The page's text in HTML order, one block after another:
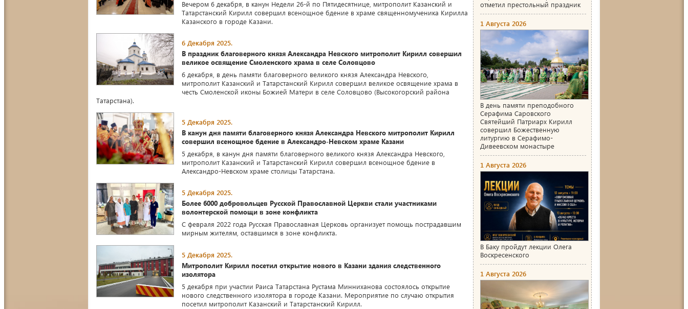
Вечером 6 декабря, в канун Недели 26-й по Пятидесятнице, митрополит Казанский и
Татарстанский Кирилл совершил всенощное бдение в храме священномученика Кирилла
Казанского в городе Казани.
6 Декабря 2025.
В праздник благоверного князя Александра Невского митрополит Кирилл совершил
великое освящение Смоленского храма в селе Соловцово
6 декабря, в день памяти благоверного великого князя Александра Невского,
митрополит Казанский и Татарстанский Кирилл совершил великое освящение храма в
честь Смоленской иконы Божией Матери в селе Соловцово (Высокогорский района
Татарстана).
5 Декабря 2025.
В канун дня памяти благоверного князя Александра Невского митрополит Кирилл
совершил всенощное бдение в Александро-Невском храме Казани
5 декабря, в канун дня памяти благоверного великого князя Александра Невского,
митрополит Казанский и Татарстанский Кирилл совершил всенощное бдение в
Александро-Невском храме столицы Татарстана.
5 Декабря 2025.
Более 6000 добровольцев Русской Православной Церкви стали участниками
волонтерской помощи в зоне конфликта
C февраля 2022 года Русская Православная Церковь организует помощь пострадавшим
мирным жителям, оставшимся в зоне конфликта.
5 Декабря 2025.
Митрополит Кирилл посетил открытие нового в Казани здания следственного
изолятора
5 декабря при участии Раиса Татарстана Рустама Минниханова состоялось открытие
нового следственного изолятора в городе Казани. Мероприятие по случаю открытия
посетил митрополит Казанский и Татарстанский Кирилл.
отметил престольный праздник
1 Августа 2026
В день памяти преподобного
Серафима Саровского
Святейший Патриарх Кирилл
совершил Божественную
литургию в Серафимо-
Дивеевском монастыре
1 Августа 2026
В Баку пройдут лекции Олега
Воскресенского
1 Августа 2026